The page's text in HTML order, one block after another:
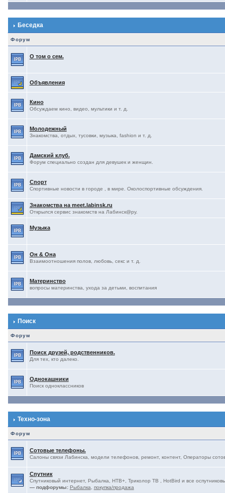
Беседка
Форум
О том о сем.
Объявления
Кино
Обсуждаем кино, видео, мультики и т. д.
Молодежный
Знакомства, отдых, тусовки, музыка, fashion и т. д.
Дамский клуб.
Форум специально создан для девушек и женщин.
Спорт
Спортивные новости в городе , в мире. Околоспортивные обсуждения.
Знакомства на meet.labinsk.ru
Открылся сервис знакомств на Лабинск@ру.
Музыка
Он & Она
Взаимоотношения полов, любовь, секс и т. д.
Материнство
вопросы материнства, ухода за детьми, воспитания
Поиск
Форум
Поиск друзей, родственников.
Для тех, кто далеко.
Однокашники
Поиск одноклассников
Техно-зона
Форум
Сотовые телефоны.
Салоны связи Лабинска, модели телефонов, ремонт, контент, Операторы
Спутник
Спутниковый интернет, Рыбалка, НТВ+, Триколор ТВ , HotBird и все
— подфорумы: Рыбалка покупка/продажа